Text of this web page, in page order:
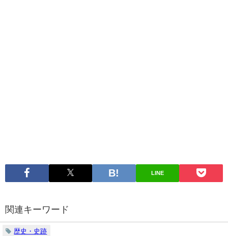
LINE
関連キーワード
歴史・史跡